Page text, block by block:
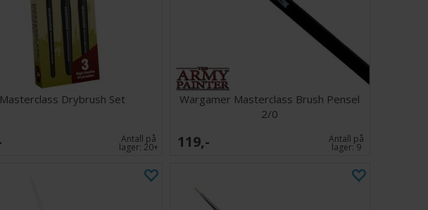
Gi miniatyrene dine den siste realistiske finishen med The Army Painter
Miniature Chipping Brush Set - et uunnværlig verktøy for hobbyspillere
som ønsker profesjonelle, slitne resultater.
Masterclass Drybrush Set
Antall på
lager:20+
Wargamer Masterclass Brush Pensel
2/0
119,- Antall på
lager:9